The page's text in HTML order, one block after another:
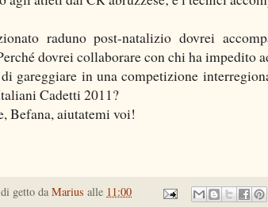
raduno post-natalizio dovrei
dovrei collaborare con chi ha impedito
gareggiare in una competizione
Cadetti 2011?
Befana, aiutatemi voi!
getto da Marius alle 11:00